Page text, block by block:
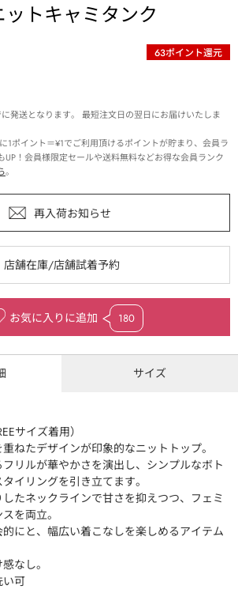
ットキャミタンク
63ポイント還元
発送となります。 最短注文日の翌日にお届けいたしま
1ポイント＝¥1でご利用頂けるポイントが貯まり、会員ラ
UP！会員様限定セールや送料無料などお得な会員ランク
。
お気に入りに追加 180
サイズ
サイズ着用）
ねたデザインが印象的なニットトップ。
リルが華やかさを演出し、シンプルなボト
イリングを引き立てます。
たネックラインで甘さを抑えつつ、フェミ
を両立。
にと、幅広い着こなしを楽しめるアイテム
なし。
い可